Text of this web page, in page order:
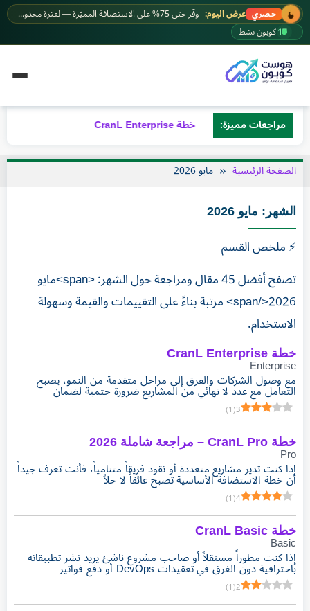
تخطى
إلى
حصري عرض اليوم: وفّر حتى 75% على الاستضافة المميّزة — لفترة محدودة.
17كوبون نشط
مراجعات مميزة: خطة CranL Enterprise
الصفحة الرئيسية مايو 2026
الشهر: مايو 2026
⚡ ملخص القسم
تصفح أفضل 45 مقال ومراجعة حول الشهر: <span>مايو
2026</span> مرتبة بناءً على التقييمات والقيمة وسهولة
الاستخدام.
خطة CranL Enterprise
Enterprise
مع وصول الشركات والفرق إلى مراحل متقدمة من النمو، يصبح
التعامل مع عدد لا نهائي من المشاريع ضرورة حتمية لضمان
3
(
1
)
خطة CranL Pro – مراجعة شاملة 2026
Pro
إذا كنت تدير مشاريع متعددة أو تقود فريقاً متنامياً، فأنت تعرف جيداً
أن خطة الاستضافة الأساسية تصبح عائقاً لا حلاً
4
(
1
)
خطة CranL Basic
Basic
إذا كنت مطوراً مستقلاً أو صاحب مشروع ناشئ يريد نشر تطبيقاته
باحترافية دون الغرق في تعقيدات DevOps أو دفع فواتير
2
(
1
)